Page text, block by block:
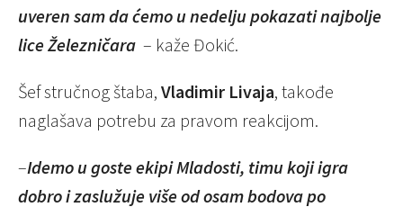
uveren sam da ćemo u nedelju pokazati najbolje
lice Železničara – kaže Đokić.
Šef stručnog štaba, Vladimir Livaјa, takođe
naglašava potrebu za pravom reakcijom.
–Idemo u goste ekipi Mladosti, timu koji igra
dobro i zaslužuje više od osam bodova po